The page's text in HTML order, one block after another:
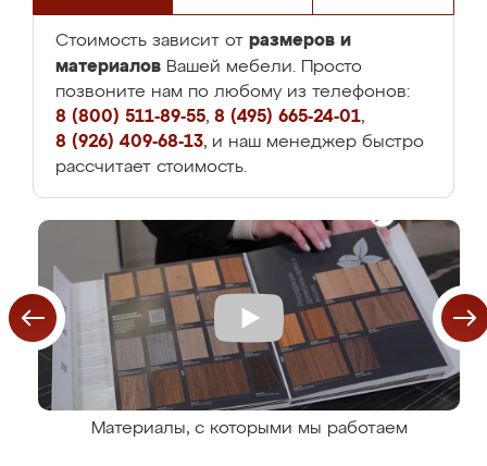
Стоимость зависит от размеров и
материалов Вашей мебели. Просто
позвоните нам по любому из телефонов:
8 (800) 511-89-55, 8 (495) 665-24-01,
8 (926) 409-68-13, и наш менеджер быстро
рассчитает стоимость.
Материалы, с которыми мы работаем